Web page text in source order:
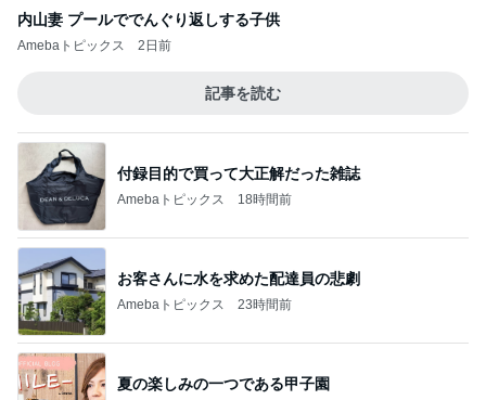
内山妻 プールででんぐり返しする子供
Amebaトピックス 2日前
記事を読む
付録目的で買って大正解だった雑誌
Amebaトピックス 18時間前
お客さんに水を求めた配達員の悲劇
Amebaトピックス 23時間前
夏の楽しみの一つである甲子園